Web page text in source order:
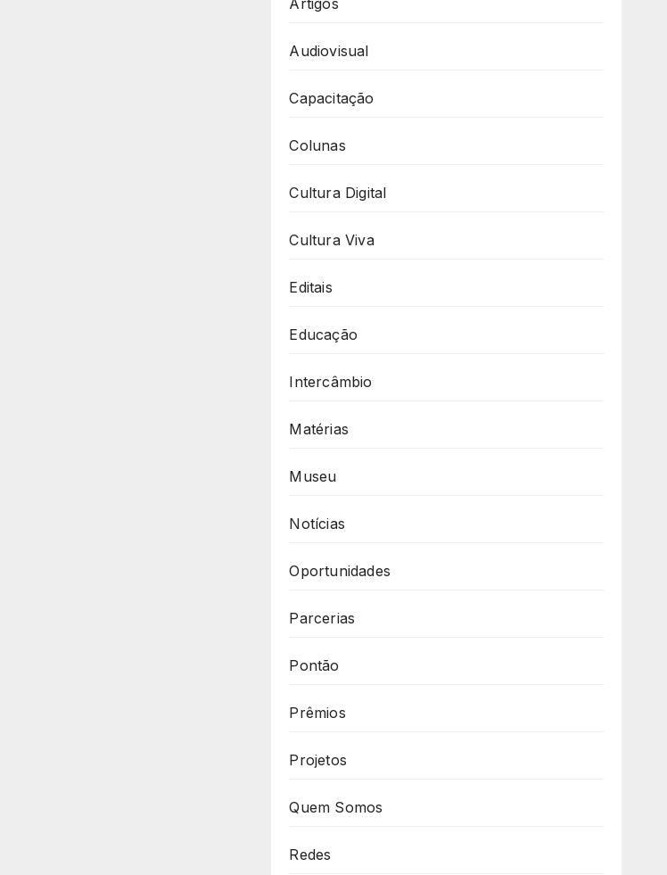
Audiovisual
Capacitação
Colunas
Cultura Digital
Cultura Viva
Editais
Educação
Intercâmbio
Matérias
Museu
Notícias
Oportunidades
Parcerias
Pontão
Prêmios
Projetos
Quem Somos
Redes